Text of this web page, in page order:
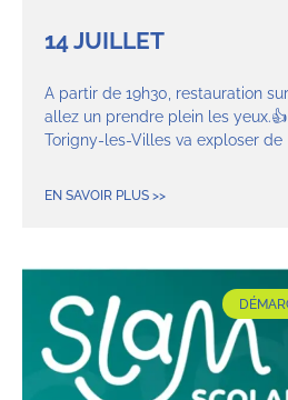
14 JUILLET
A partir de 19h30, restauration
allez un prendre plein les
Torigny-les-Villes va exploser de
EN SAVOIR PLUS >>